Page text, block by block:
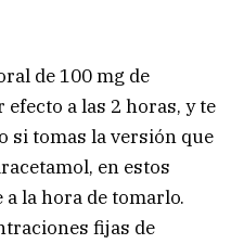
de 100 mg de
a las 2 horas, y te
si tomas la versión que
en estos
a la hora de tomarlo.
fijas de